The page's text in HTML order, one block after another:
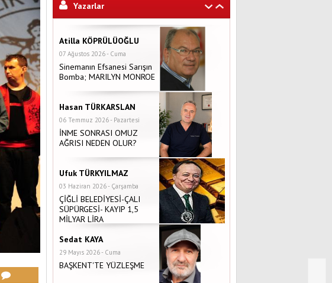
Yazarlar
Atilla KÖPRÜLÜOĞLU
07 Ağustos 2026 - Cuma
Sinemanın Efsanesi Sarışın
Bomba; MARILYN MONROE
Hasan TÜRKARSLAN
06 Temmuz 2026 - Pazartesi
İNME SONRASI OMUZ
AĞRISI NEDEN OLUR?
Ufuk TÜRKYILMAZ
03 Haziran 2026 - Çarşamba
ÇİĞLİ BELEDİYESİ-ÇALI
SÜPÜRGESİ- KAYIP 1,5
MİLYAR LİRA
Sedat KAYA
29 Mayıs 2026 - Cuma
BAŞKENT'TE YÜZLEŞME